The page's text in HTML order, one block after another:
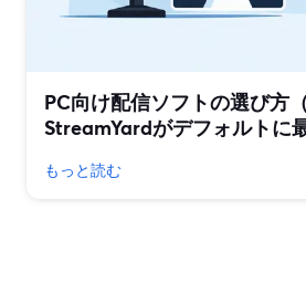
PC向け配信ソフトの選び方
StreamYardがデフォルトに
もっと読む